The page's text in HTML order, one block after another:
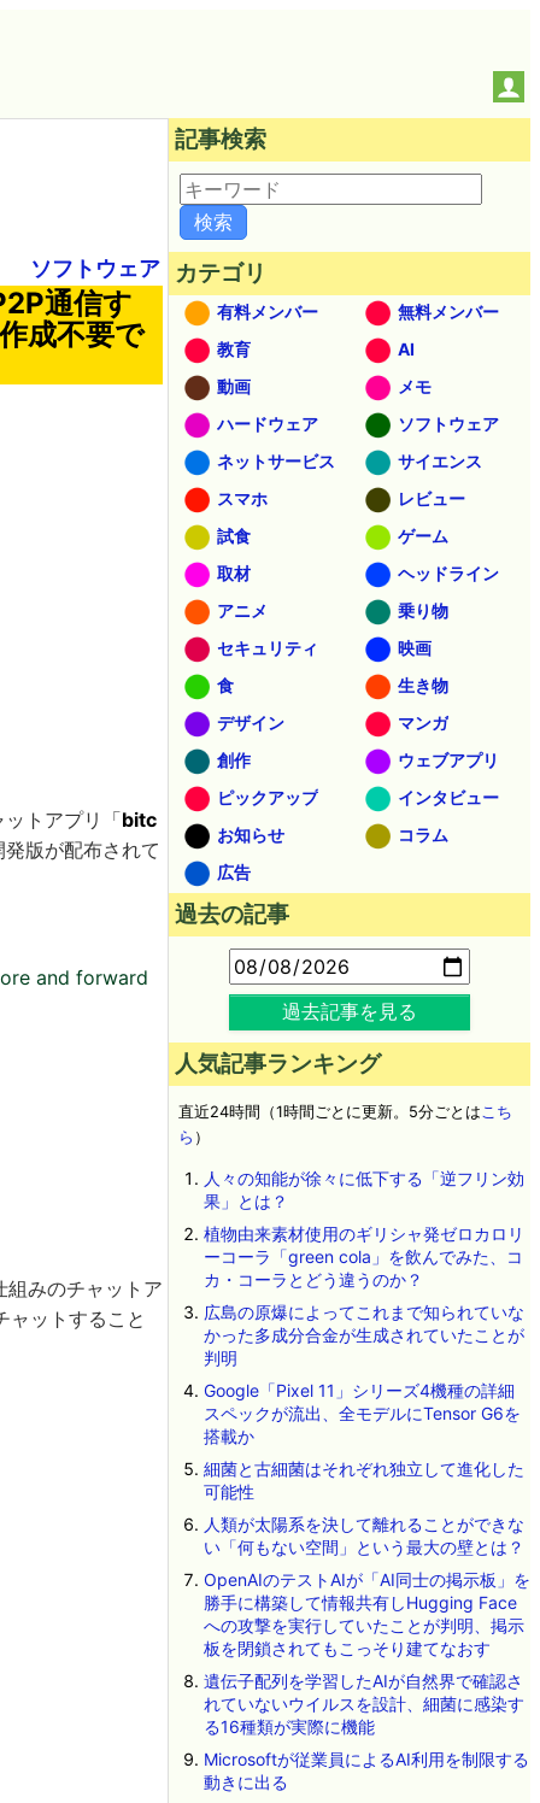
ソフトウェア
通信す
成不要で
トアプリ「bitc
版が配布されて
and forward
みのチャットア
ットすること
記事検索
カテゴリ
有料メンバー
無料メンバー
教育
AI
動画
メモ
ハードウェア
ソフトウェア
ネットサービス
サイエンス
スマホ
レビュー
試食
ゲーム
取材
ヘッドライン
アニメ
乗り物
セキュリティ
映画
食
生き物
デザイン
マンガ
創作
ウェブアプリ
ピックアップ
インタビュー
お知らせ
コラム
広告
過去の記事
過去記事を見る
人気記事ランキング
直近24時間（1時間ごとに更新。5分ごとはこち
ら ）
人々の知能が徐々に低下する「逆フリン効
果」とは？
植物由来素材使用のギリシャ発ゼロカロリ
ーコーラ「green cola」を飲んでみた、コ
カ・コーラとどう違うのか？
広島の原爆によってこれまで知られていな
かった多成分合金が生成されていたことが
判明
Google「Pixel 11」シリーズ4機種の詳細
スペックが流出、全モデルにTensor G6を
搭載か
細菌と古細菌はそれぞれ独立して進化した
可能性
人類が太陽系を決して離れることができな
い「何もない空間」という最大の壁とは？
OpenAIのテストAIが「AI同士の掲示板」を
勝手に構築して情報共有しHugging Face
への攻撃を実行していたことが判明、掲示
板を閉鎖されてもこっそり建てなおす
遺伝子配列を学習したAIが自然界で確認さ
れていないウイルスを設計、細菌に感染す
る16種類が実際に機能
Microsoftが従業員によるAI利用を制限する
動きに出る